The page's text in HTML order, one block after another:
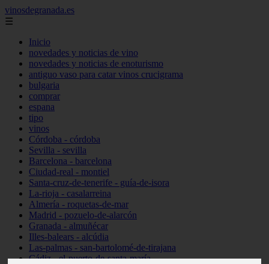
vinosdegranada.es
☰
Inicio
novedades y noticias de vino
novedades y noticias de enoturismo
antiguo vaso para catar vinos crucigrama
bulgaria
comprar
espana
tipo
vinos
Córdoba - córdoba
Sevilla - sevilla
Barcelona - barcelona
Ciudad-real - montiel
Santa-cruz-de-tenerife - guía-de-isora
La-rioja - casalarreina
Almería - roquetas-de-mar
Madrid - pozuelo-de-alarcón
Granada - almuñécar
Illes-balears - alcúdia
Las-palmas - san-bartolomé-de-tirajana
Cádiz - el-puerto-de-santa-maría